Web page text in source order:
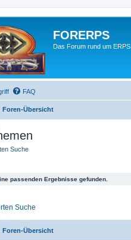
FORERPS
Das Forum rund um ERPS
FAQ
Foren-Übersicht
Suche
passenden Ergebnisse gefunden.
Suche
Foren-Übersicht